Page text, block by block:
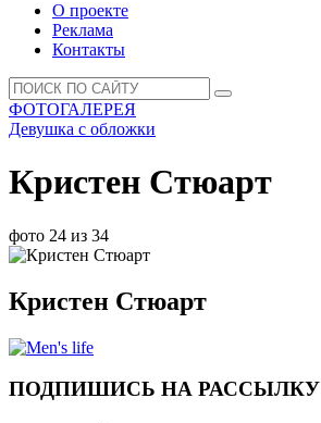
О проекте
Реклама
Контакты
ФОТОГАЛЕРЕЯ
Девушка с обложки
Кристен Стюарт
фото 24 из 34
Кристен Стюарт
ПОДПИШИСЬ НА РАССЫЛКУ